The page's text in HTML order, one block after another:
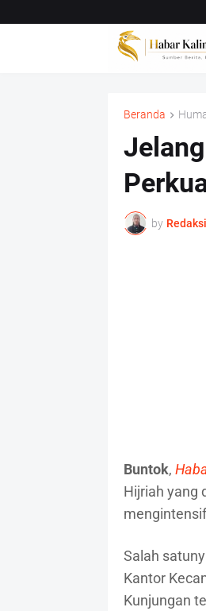
Beranda
by Redaksi
Buntok,
Hijriah yang
Salah
Kantor
Kunjungan